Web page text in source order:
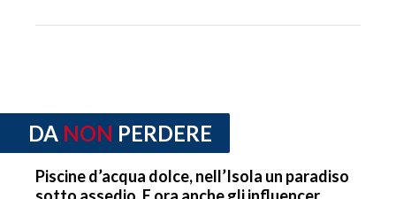
DA NON PERDERE
Piscine d’acqua dolce, nell’Isola un paradiso
sotto assedio. E ora anche gli influencer